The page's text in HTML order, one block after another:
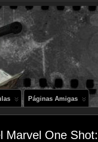
Páginas Amigas
Marvel One